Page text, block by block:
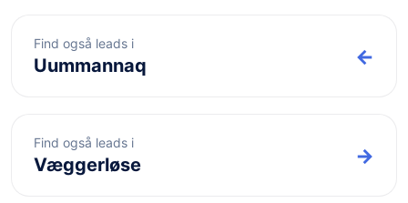
Find også leads i
Uummannaq ←
Find også leads i
Væggerløse →